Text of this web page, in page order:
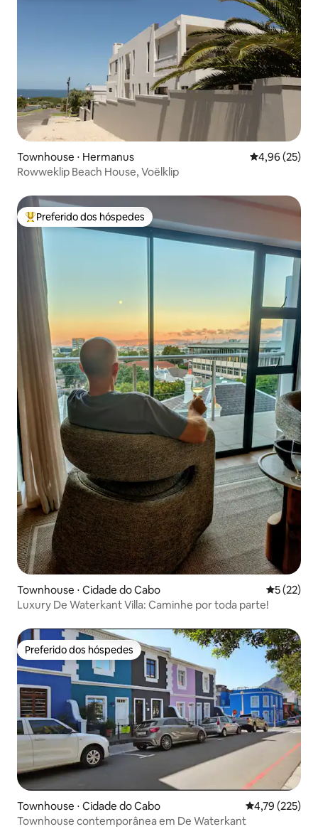
Townhouse ⋅ Hermanus 4,96 de uma
4,96 (25)
Rowweklip Beach House, Voëlklip
Entre os melhores preferidos dos hóspedes
Preferido dos hóspedes
Townhouse ⋅ Cidade do Cabo 5 de uma
5 (22)
Luxury De Waterkant Villa: Caminhe por toda parte!
Preferido dos hóspedes
Preferido dos hóspedes
Townhouse ⋅ Cidade do Cabo 4,79 de uma
4,79 (225)
Townhouse contemporânea em De Waterkant